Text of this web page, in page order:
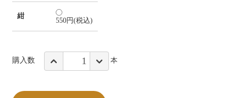
紺
550円(税込)
購入数 本